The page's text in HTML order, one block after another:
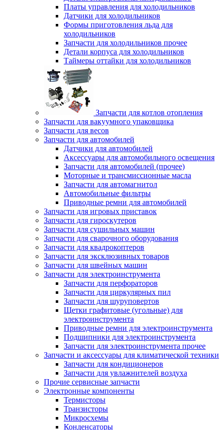
Платы управления для холодильников
Датчики для холодильников
Формы приготовления льда для
холодильников
Запчасти для холодильников прочее
Детали корпуса для холодильников
Таймеры оттайки для холодильников
Запчасти для котлов отопления
Запчасти для вакуумного упаковщика
Запчасти для весов
Запчасти для автомобилей
Датчики для автомобилей
Аксессуары для автомобильного освещения
Запчасти для автомобилей (прочее)
Моторные и трансмиссионные масла
Запчасти для автомагнитол
Автомобильные фильтры
Приводные ремни для автомобилей
Запчасти для игровых приставок
Запчасти для гироскутеров
Запчасти для сушильных машин
Запчасти для сварочного оборудования
Запчасти для квадрокоптеров
Запчасти для эксклюзивных товаров
Запчасти для швейных машин
Запчасти для электроинструмента
Запчасти для перфораторов
Запчасти для циркулярных пил
Запчасти для шуруповертов
Щетки графитовые (угольные) для
электроинструмента
Приводные ремни для электроинструмента
Подшипники для электроинструмента
Запчасти для электроинструмента прочее
Запчасти и аксессуары для климатической техники
Запчасти для кондиционеров
Запчасти для увлажнителей воздуха
Прочие сервисные запчасти
Электронные компоненты
Термисторы
Транзисторы
Микросхемы
Конденсаторы